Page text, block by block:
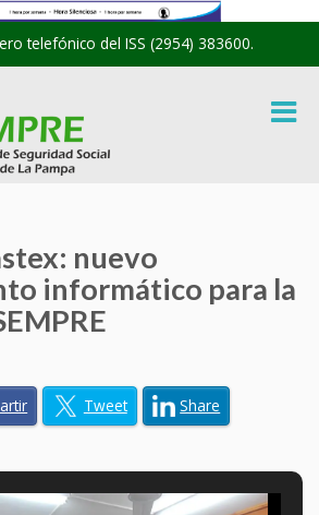
telefónico del ISS (2954) 383600.
nuevo
informático para la
Tweet Share